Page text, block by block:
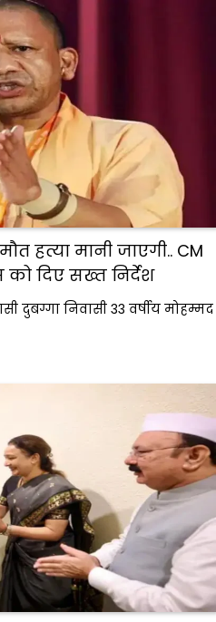
हत्या मानी जाएगी.. CM
दिए सख्त निर्देश
दुबग्गा निवासी 33 वर्षीय मोहम्मद